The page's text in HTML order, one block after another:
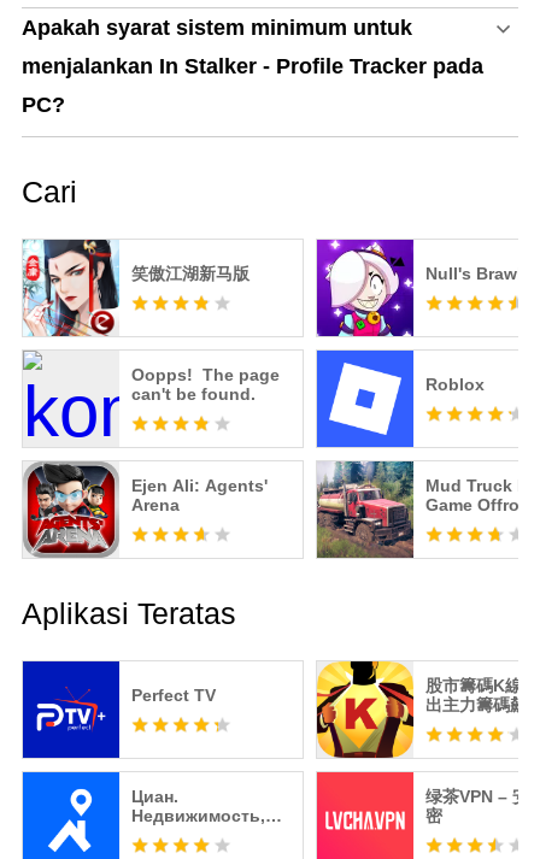
Apakah syarat sistem minimum untuk
menjalankan In Stalker - Profile Tracker pada
PC?
Cari
笑傲江湖新马版 Null's Brawl
Oopps! The page
can't be found.
Roblox
Ejen Ali: Agents'
Arena
Mud Truck
Game Offroad
Aplikasi Teratas
Perfect TV
Циан.
Недвижимость,
квартиры
股市籌碼K線 -
出主力籌碼飆
绿茶VPN – 安
密